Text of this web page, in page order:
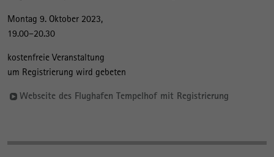
Montag 9. Oktober 2023,
19.00–20.30
kostenfreie Veranstaltung
um Registrierung wird gebeten
Webseite des Flughafen Tempelhof mit Registrierung